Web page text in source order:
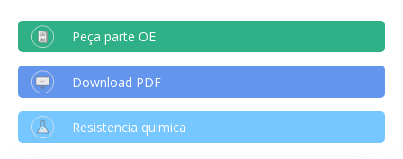
Peça parte OE
Download PDF
Resistencia quimica